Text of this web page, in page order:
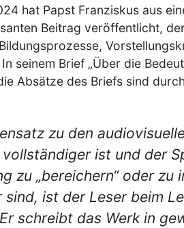
hat Papst Franziskus aus
Beitrag veröffentlicht,
seinem Brief „Über die
Absätze des Briefs sind
zu den
ist und der
zu „bereichern“ oder
sind, ist der Leser beim
schreibt das Werk in